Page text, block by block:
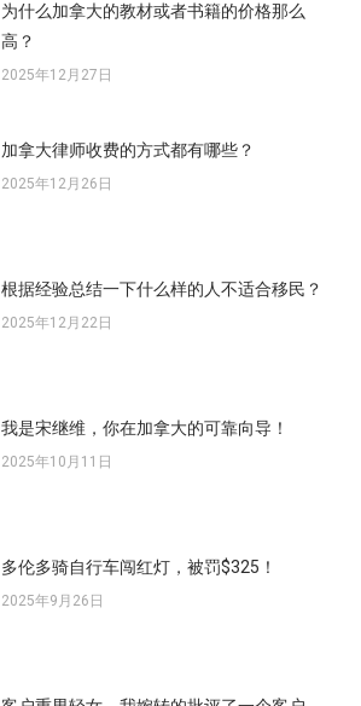
为什么加拿大的教材或者书籍的价格那么
高？
2025年12月27日
加拿大律师收费的方式都有哪些？
2025年12月26日
根据经验总结一下什么样的人不适合移民？
2025年12月22日
我是宋继维，你在加拿大的可靠向导！
2025年10月11日
多伦多骑自行车闯红灯，被罚$325！
2025年9月26日